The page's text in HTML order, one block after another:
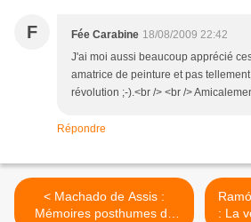
F Fée Carabine 18/08/2009 22:42
J'ai moi aussi beaucoup apprécié
amatrice de peinture et pas
révolution ;-).<br /> <br />
Répondre
< Machado de Assis :
Mémoires posthumes de
: La